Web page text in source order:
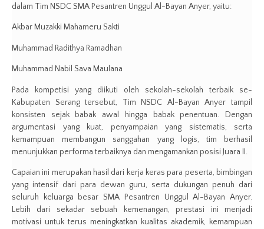
dalam Tim NSDC SMA Pesantren Unggul Al-Bayan Anyer, yaitu:
Akbar Muzakki Mahameru Sakti
Muhammad Radithya Ramadhan
Muhammad Nabil Sava Maulana
Pada kompetisi yang diikuti oleh sekolah-sekolah terbaik se-
Kabupaten Serang tersebut, Tim NSDC Al-Bayan Anyer tampil
konsisten sejak babak awal hingga babak penentuan. Dengan
argumentasi yang kuat, penyampaian yang sistematis, serta
kemampuan membangun sanggahan yang logis, tim berhasil
menunjukkan performa terbaiknya dan mengamankan posisi Juara II.
Capaian ini merupakan hasil dari kerja keras para peserta, bimbingan
yang intensif dari para dewan guru, serta dukungan penuh dari
seluruh keluarga besar SMA Pesantren Unggul Al-Bayan Anyer.
Lebih dari sekadar sebuah kemenangan, prestasi ini menjadi
motivasi untuk terus meningkatkan kualitas akademik, kemampuan